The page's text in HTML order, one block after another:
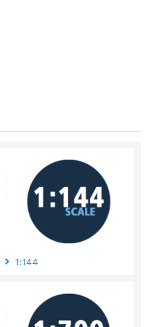
1:144